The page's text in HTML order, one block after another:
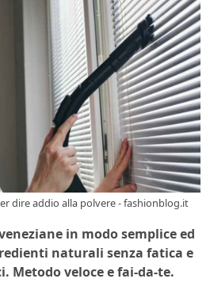
dire addio alla polvere - fashionblog.it
in modo semplice ed
naturali senza fatica e
Metodo veloce e fai-da-te.